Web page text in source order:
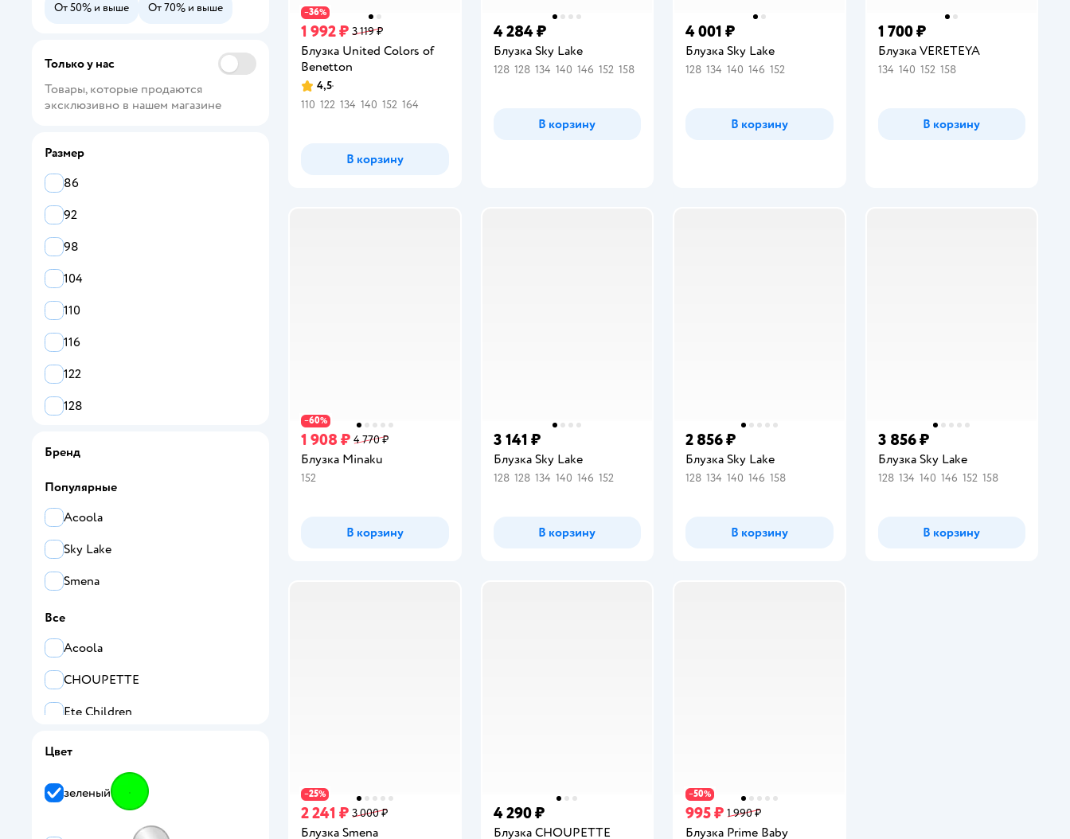
−36%
1 992 ₽ 3 119 ₽
Блузка United Colors of
Benetton
Рейтинг:
4,5
110 122 134 140 152 164
В корзину
4 284 ₽
Блузка Sky Lake
128 128 134 140 146 152 158
В корзину
4 001 ₽
Блузка Sky Lake
128 134 140 146 152
В корзину
1 700 ₽
Блузка VERETEYA
134 140 152 158
В корзину
−60%
1 908 ₽ 4 770 ₽
Блузка Minaku
152
В корзину
3 141 ₽
Блузка Sky Lake
128 128 134 140 146 152
В корзину
2 856 ₽
Блузка Sky Lake
128 134 140 146 158
В корзину
3 856 ₽
Блузка Sky Lake
128 134 140 146 152 158
В корзину
−25%
2 241 ₽ 3 000 ₽
Блузка Smena
4 290 ₽
Блузка CHOUPETTE
−50%
995 ₽ 1 990 ₽
Блузка Prime Baby
Рубашки
Верхняя одежда для девочек
Бомберы
Майки
Поло
Джинсы
Жакеты
Кардиганы
Свитеры
Бриджи
Пиджаки
От 50% и выше От 70% и выше
Только у нас
Товары, которые продаются
эксклюзивно в нашем магазине
Размер
86
92
98
104
110
116
122
128
Бренд
Популярные
Acoola
Sky Lake
Smena
Все
Acoola
CHOUPETTE
Ete Children
Prime Baby
Цвет
зеленый